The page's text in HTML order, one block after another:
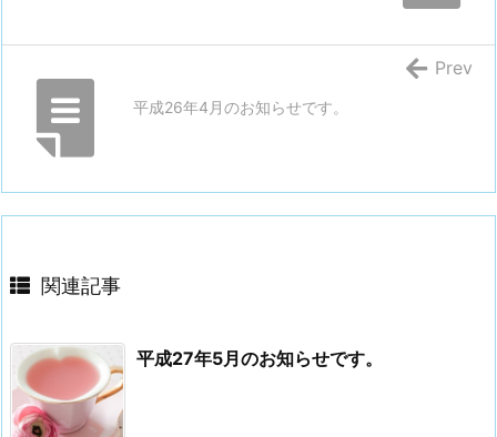
平成26年4月のお知らせです。
Prev
関連記事
平成27年5月のお知らせです。